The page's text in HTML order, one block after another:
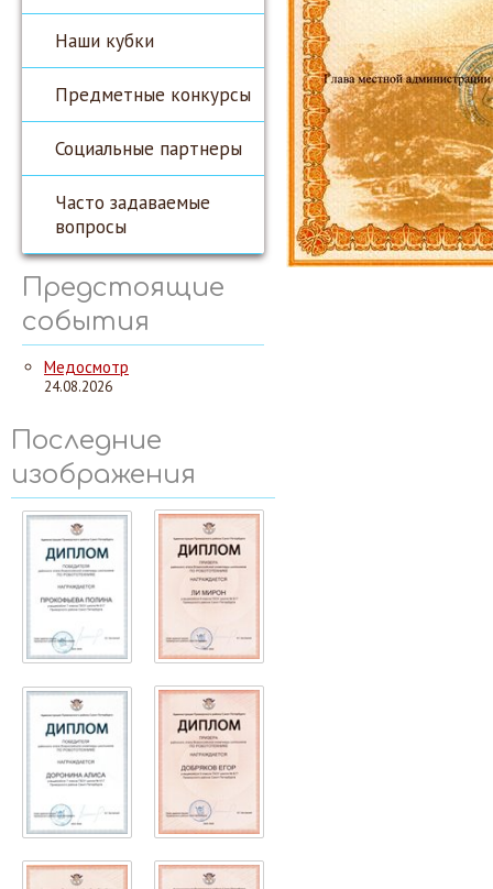
Наши кубки
Предметные конкурсы
Социальные партнеры
Часто задаваемые
вопросы
Предстоящие
события
Медосмотр
24.08.2026
Последние
изображения